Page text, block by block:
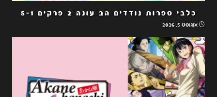
כלבי ספרות נודדים הב עונה 2 פרקים 5-1
אוגוסט 5, 2026